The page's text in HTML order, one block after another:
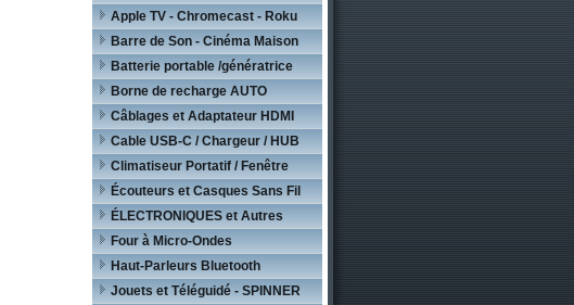
Apple TV - Chromecast - Roku
Barre de Son - Cinéma Maison
Batterie portable /génératrice
Borne de recharge AUTO
Câblages et Adaptateur HDMI
Cable USB-C / Chargeur / HUB
Climatiseur Portatif / Fenêtre
Écouteurs et Casques Sans Fil
ÉLECTRONIQUES et Autres
Four à Micro-Ondes
Haut-Parleurs Bluetooth
Jouets et Téléguidé - SPINNER